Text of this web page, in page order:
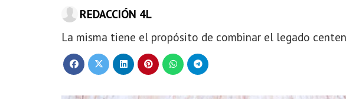
La misma tiene el propósito de combinar el legado
REDACCIÓN 4L